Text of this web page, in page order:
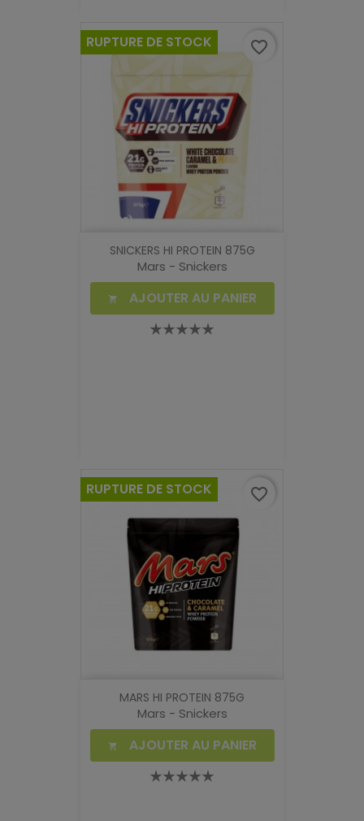
SNICKERS HI PROTEIN 875G
Mars - Snickers
 AJOUTER AU PANIER
RUPTURE DE STOCK favorite_border
MARS HI PROTEIN 875G
Mars - Snickers
 AJOUTER AU PANIER
RUPTURE DE STOCK favorite_border